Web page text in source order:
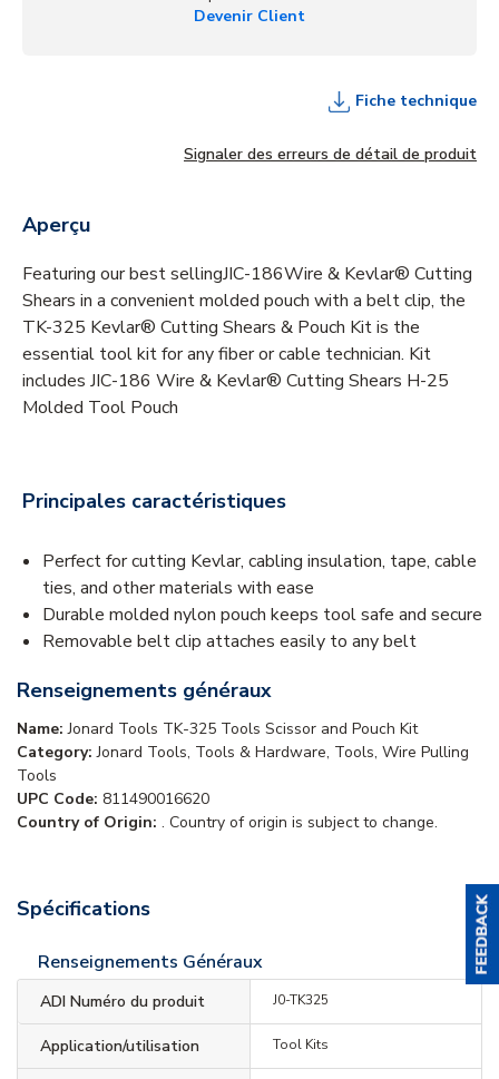
Devenir Client
Fiche technique
Signaler des erreurs de détail de produit
Aperçu
Featuring our best sellingJIC-186Wire & Kevlar® Cutting
Shears in a convenient molded pouch with a belt clip, the
TK-325 Kevlar® Cutting Shears & Pouch Kit is the
essential tool kit for any fiber or cable technician. Kit
includes JIC-186 Wire & Kevlar® Cutting Shears H-25
Molded Tool Pouch
Principales caractéristiques
Perfect for cutting Kevlar, cabling insulation, tape, cable
ties, and other materials with ease
Durable molded nylon pouch keeps tool safe and secure
Removable belt clip attaches easily to any belt
Renseignements généraux
Name:Jonard Tools TK-325 Tools Scissor and Pouch Kit
Category:Jonard Tools, Tools & Hardware, Tools, Wire Pulling
Tools
UPC Code: 811490016620
Country of Origin: . Country of origin is subject to change.
Spécifications
Renseignements Généraux
ADI Numéro du produit J0-TK325
Application/utilisation Tool Kits